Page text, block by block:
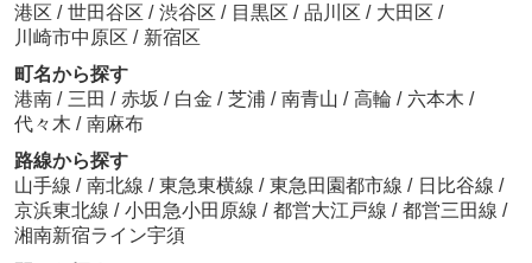
港区 / 世田谷区 / 渋谷区 / 目黒区 / 品川区 / 大田区 /
川崎市中原区 / 新宿区
町名から探す
港南 / 三田 / 赤坂 / 白金 / 芝浦 / 南青山 / 高輪 / 六本木 /
代々木 / 南麻布
路線から探す
山手線 / 南北線 / 東急東横線 / 東急田園都市線 / 日比谷線 /
京浜東北線 / 小田急小田原線 / 都営大江戸線 / 都営三田線 /
湘南新宿ライン宇須